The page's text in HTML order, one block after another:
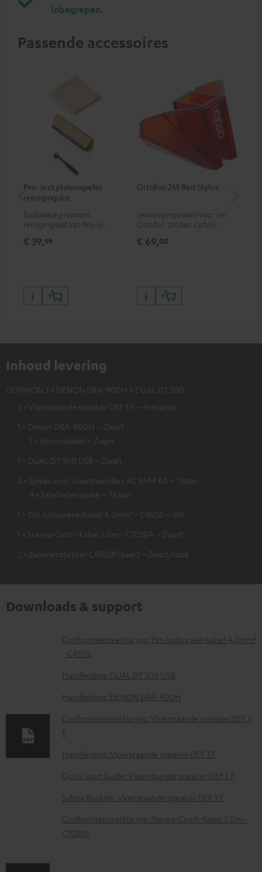
inbegrepen.
Passende accessoires
Pro-Ject platenspeler
reinigingskit
Exclusieve premium
reinigingsset van Pro-Ject
platenspelers, alleen
€ 39,99
Ortofon 2M Red Stylus
Vervangingsnaald voor de
Ortofon 2M Red cartridge
€ 69,00
Inhoud levering
DEFINION 3 + DENON DRA-900H + DUAL DT 500
2 × Vloerstaande speaker DEF 3 F – Antraciet
1 × Denon DRA-900H – Zwart
1 × Stroomkabel – Zwart
1 × DUAL DT 500 USB – Zwart
2 × Spikes voor vloerstaanders AC 8544 BA – Titaan
4 × Satellieten spike – Titaan
1 × 15m luidsprekerkabel 4.0mm² - C4515S – Wit
1 × Stereo-Cinch-Kabel 3.0m - C7030A – Zwart
2 × Bananenstekker C8502P (paar) – Zwart/rood
Downloads & support
D
o
w
n
o
d
d
o
c
u
Conformiteitsverklaring: 15m luidsprekerkabel 4.0mm²
- C4515S
Handleiding: DUAL DT 500 USB
Handleiding: DENON DRA-900H
Conformiteitsverklaring: Vloerstaande speaker DEF 3
F
Handleiding: Vloerstaande speaker DEF 3 F
Quick Start Guide: Vloerstaande speaker DEF 3 F
Safety Booklet: Vloerstaande speaker DEF 3 F
Conformiteitsverklaring: Stereo-Cinch-Kabel 3.0m -
C7030A